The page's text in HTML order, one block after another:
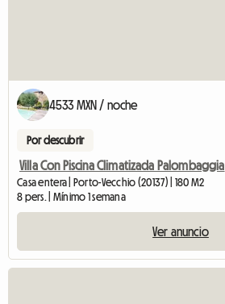
4533 MXN / noche
Por descubrir
Villa Con Piscina Climatizada Palombaggia
Casa entera | Porto-Vecchio (20137) | 180 M2
8 pers. | Mínimo 1 semana
Ver anuncio